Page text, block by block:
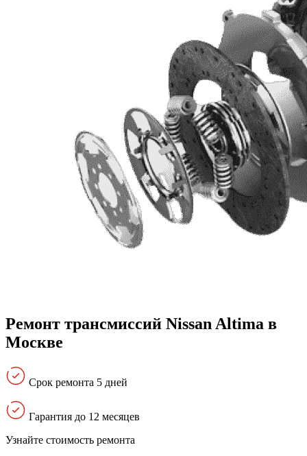
Ремонт трансмиссий Nissan Altima в
Москве
Срок ремонта 5 дней
Гарантия до 12 месяцев
Узнайте стоимость ремонта